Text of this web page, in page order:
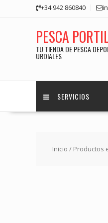
+34 942 860840
PESCA
TU TIENDA DE PESCA
URDIALES
SERVICIOS
Inicio / Productos